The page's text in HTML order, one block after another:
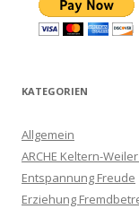
KATEGORIEN
Allgemein
ARCHE Keltern-
Entspannung Freude
Erziehung